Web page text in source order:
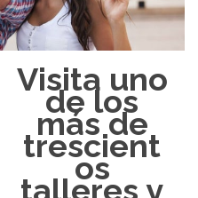
Visita uno
de los
más de
trescient
os
talleres y